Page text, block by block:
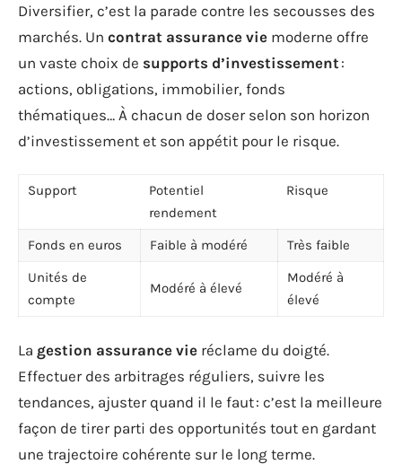
Diversifier, c’est la parade contre les secousses des
marchés. Un contrat assurance vie moderne offre
un vaste choix de supports d’investissement :
actions, obligations, immobilier, fonds
thématiques… À chacun de doser selon son horizon
d’investissement et son appétit pour le risque.
Support
Potentiel
rendement
Risque
Fonds en euros Faible à modéré
Très faible
Unités de
compte
Modéré à élevé
Modéré à
élevé
La gestion assurance vie réclame du doigté.
Effectuer des arbitrages réguliers, suivre les
tendances, ajuster quand il le faut : c’est la meilleure
façon de tirer parti des opportunités tout en gardant
une trajectoire cohérente sur le long terme.